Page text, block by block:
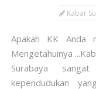
Kabar
Apakah KK Anda
Mengetahuinya
Surabaya
kependudukan